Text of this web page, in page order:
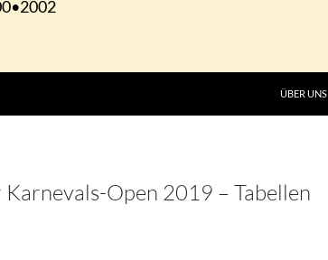
ÜBER UNS
Karnevals-Open 2019 – Tabellen